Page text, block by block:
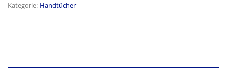
Kategorie: Handtücher